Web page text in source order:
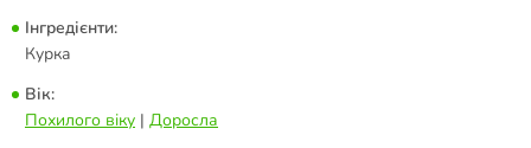
Інгредієнти:
Курка
Вік:
Похилого віку | Доросла